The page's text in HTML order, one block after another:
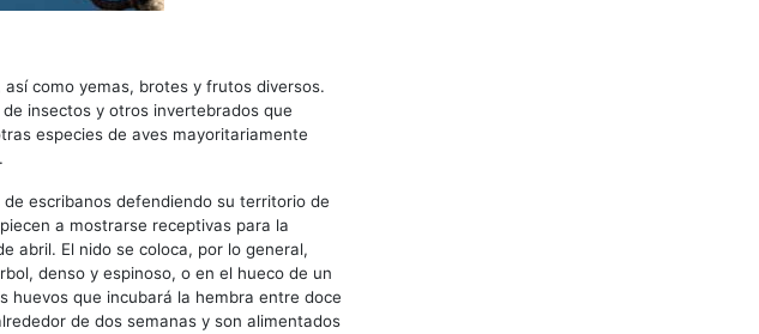
como yemas, brotes y frutos diversos.
insectos y otros invertebrados que
especies de aves mayoritariamente
escribanos defendiendo su territorio de
a mostrarse receptivas para la
abril. El nido se coloca, por lo general,
denso y espinoso, o en el hueco de un
huevos que incubará la hembra entre doce
de dos semanas y son alimentados